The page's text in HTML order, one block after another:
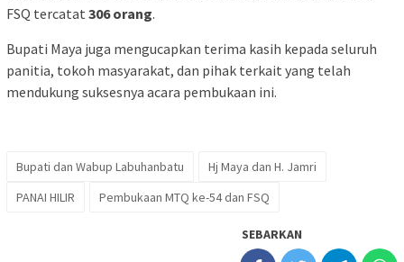
FSQ tercatat 306 orang.
Bupati Maya juga mengucapkan terima kasih kepada seluruh
panitia, tokoh masyarakat, dan pihak terkait yang telah
mendukung suksesnya acara pembukaan ini.
Bupati dan Wabup Labuhanbatu
Hj Maya dan H. Jamri
PANAI HILIR
Pembukaan MTQ ke-54 dan FSQ
SEBARKAN